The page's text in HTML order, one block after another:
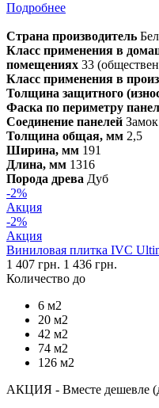
Подробнее
Страна производитель
Класс применения в
помещениях 33
Класс применения в
Толщина защитного
Фаска по периметру
Соединение панелей Замок
Толщина общая, мм 2,5
Ширина, мм 191
Длина, мм 1316
Порода древа Дуб
-2%
Акция
-2%
Акция
Виниловая плитка IVC
1 407 грн. 1 436 грн.
Количество до
6 м2
20 м2
42 м2
74 м2
126 м2
АКЦИЯ - Вместе дешевле